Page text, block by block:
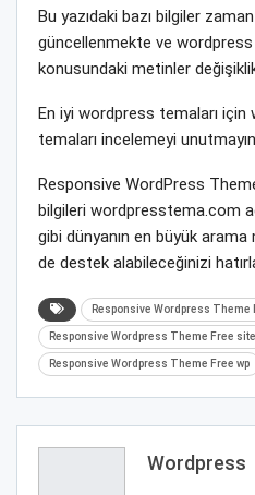
Bu yazıdaki bazı bilgiler
güncellenmekte ve
konusundaki metinler
En iyi wordpress temaları
temaları incelemeyi
Responsive WordPress
bilgileri wordpresstema.com
gibi dünyanın en büyük
de destek alabileceğinizi
Responsive Wordpress Theme
Responsive Wordpress Theme Free
Responsive Wordpress Theme Free wp
Wordpress